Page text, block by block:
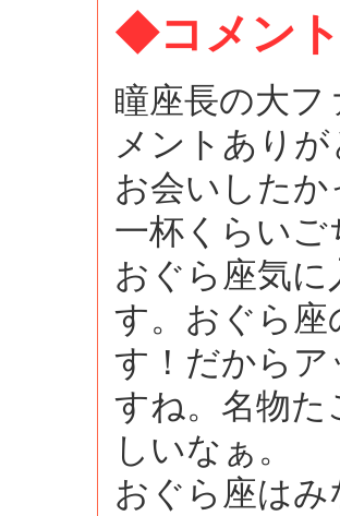
◆コメント
瞳座長の大
メントあり
お会いした
一杯くらい
おぐら座気
す。おぐら
す！だから
すね。名物
しいなぁ。
おぐら座は